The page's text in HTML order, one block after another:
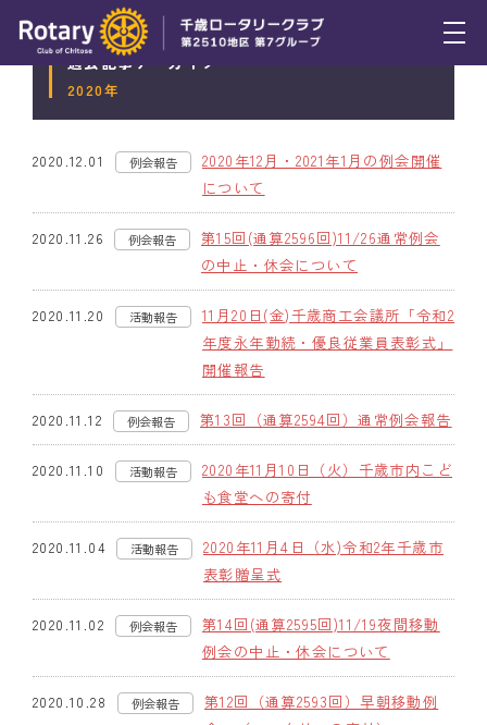
トピックス
理事会報告
スケジュール
年間プログラム
組織図
クラブのあゆみ
記念誌
案内
過去記事アーカイブ
2020年
2020.12.01 例会報告
2020年12月・2021年1月の例会開催
について
2020.11.26 例会報告
第15回(通算2596回)11/26通常例会
の中止・休会について
2020.11.20 活動報告
11月20日(金)千歳商工会議所「令和2
年度永年勤続・優良従業員表彰式」
開催報告
2020.11.12 例会報告 第13回（通算2594回）通常例会報告
2020.11.10 活動報告
2020年11月10日（火）千歳市内こど
も食堂への寄付
2020.11.04 活動報告
2020年11月4日（水)令和2年千歳市
表彰贈呈式
2020.11.02 例会報告
第14回(通算2595回)11/19夜間移動
例会の中止・休会について
2020.10.28 例会報告
第12回（通算2593回）早朝移動例